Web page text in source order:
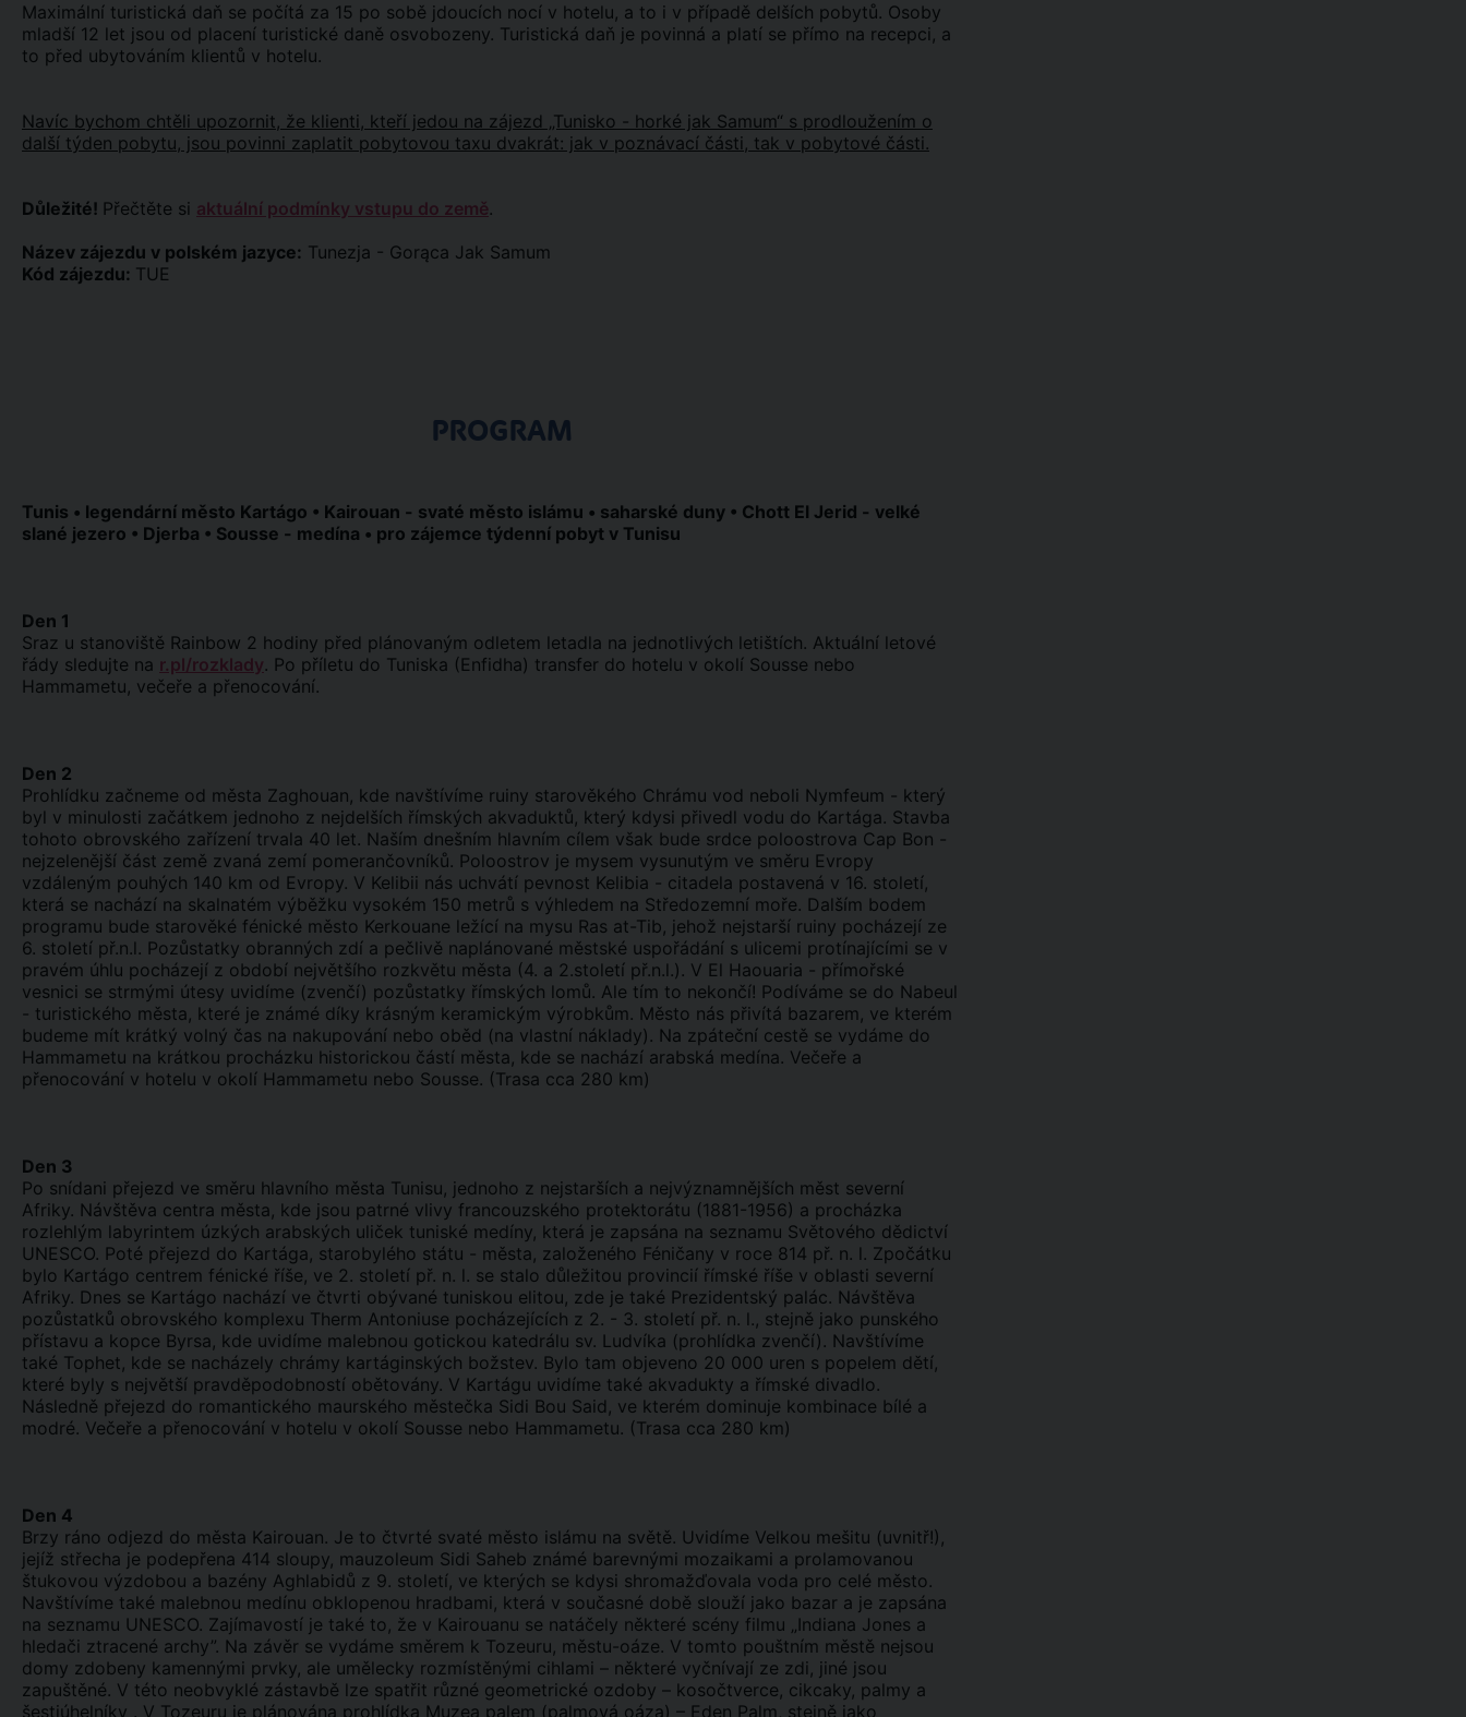
Maximální turistická daň se počítá za 15 po sobě jdoucích nocí v hotelu, a to i v případě delších pobytů. Osoby
mladší 12 let jsou od placení turistické daně osvobozeny. Turistická daň je povinná a platí se přímo na recepci, a
to před ubytováním klientů v hotelu.
Navíc bychom chtěli upozornit, že klienti, kteří jedou na zájezd „Tunisko - horké jak Samum“ s prodloužením o
další týden pobytu, jsou povinni zaplatit pobytovou taxu dvakrát: jak v poznávací části, tak v pobytové části.
Důležité! Přečtěte si aktuální podmínky vstupu do země.
Název zájezdu v polském jazyce: Tunezja - Gorąca Jak Samum
Kód zájezdu: TUE
PROGRAM
Tunis • legendární město Kartágo • Kairouan - svaté město islámu • saharské duny • Chott El Jerid - velké
slané jezero • Djerba • Sousse - medína • pro zájemce týdenní pobyt v Tunisu
Den 1
Sraz u stanoviště Rainbow 2 hodiny před plánovaným odletem letadla na jednotlivých letištích. Aktuální letové
řády sledujte na r.pl/rozklady. Po příletu do Tuniska (Enfidha) transfer do hotelu v okolí Sousse nebo
Hammametu, večeře a přenocování.
Den 2
Prohlídku začneme od města Zaghouan, kde navštívíme ruiny starověkého Chrámu vod neboli Nymfeum - který
byl v minulosti začátkem jednoho z nejdelších římských akvaduktů, který kdysi přivedl vodu do Kartága. Stavba
tohoto obrovského zařízení trvala 40 let. Naším dnešním hlavním cílem však bude srdce poloostrova Cap Bon -
nejzelenější část země zvaná zemí pomerančovníků. Poloostrov je mysem vysunutým ve směru Evropy
vzdáleným pouhých 140 km od Evropy. V Kelibii nás uchvátí pevnost Kelibia - citadela postavená v 16. století,
která se nachází na skalnatém výběžku vysokém 150 metrů s výhledem na Středozemní moře. Dalším bodem
programu bude starověké fénické město Kerkouane ležící na mysu Ras at-Tib, jehož nejstarší ruiny pocházejí ze
6. století př.n.l. Pozůstatky obranných zdí a pečlivě naplánované městské uspořádání s ulicemi protínajícími se v
pravém úhlu pocházejí z období největšího rozkvětu města (4. a 2.století př.n.l.). V El Haouaria - přímořské
vesnici se strmými útesy uvidíme (zvenčí) pozůstatky římských lomů. Ale tím to nekončí! Podíváme se do Nabeul
- turistického města, které je známé díky krásným keramickým výrobkům. Město nás přivítá bazarem, ve kterém
budeme mít krátký volný čas na nakupování nebo oběd (na vlastní náklady). Na zpáteční cestě se vydáme do
Hammametu na krátkou procházku historickou částí města, kde se nachází arabská medína. Večeře a
přenocování v hotelu v okolí Hammametu nebo Sousse. (Trasa cca 280 km)
Den 3
Po snídani přejezd ve směru hlavního města Tunisu, jednoho z nejstarších a nejvýznamnějších měst severní
Afriky. Návštěva centra města, kde jsou patrné vlivy francouzského protektorátu (1881-1956) a procházka
rozlehlým labyrintem úzkých arabských uliček tuniské medíny, která je zapsána na seznamu Světového dědictví
UNESCO. Poté přejezd do Kartága, starobylého státu - města, založeného Féničany v roce 814 př. n. l. Zpočátku
bylo Kartágo centrem fénické říše, ve 2. století př. n. l. se stalo důležitou provincií římské říše v oblasti severní
Afriky. Dnes se Kartágo nachází ve čtvrti obývané tuniskou elitou, zde je také Prezidentský palác. Návštěva
pozůstatků obrovského komplexu Therm Antoniuse pocházejících z 2. - 3. století př. n. l., stejně jako punského
přístavu a kopce Byrsa, kde uvidíme malebnou gotickou katedrálu sv. Ludvíka (prohlídka zvenčí). Navštívíme
také Tophet, kde se nacházely chrámy kartáginských božstev. Bylo tam objeveno 20 000 uren s popelem dětí,
které byly s největší pravděpodobností obětovány. V Kartágu uvidíme také akvadukty a římské divadlo.
Následně přejezd do romantického maurského městečka Sidi Bou Said, ve kterém dominuje kombinace bílé a
modré. Večeře a přenocování v hotelu v okolí Sousse nebo Hammametu. (Trasa cca 280 km)
Den 4
Brzy ráno odjezd do města Kairouan. Je to čtvrté svaté město islámu na světě. Uvidíme Velkou mešitu (uvnitř!),
jejíž střecha je podepřena 414 sloupy, mauzoleum Sidi Saheb známé barevnými mozaikami a prolamovanou
štukovou výzdobou a bazény Aghlabidů z 9. století, ve kterých se kdysi shromažďovala voda pro celé město.
Navštívíme také malebnou medínu obklopenou hradbami, která v současné době slouží jako bazar a je zapsána
na seznamu UNESCO. Zajímavostí je také to, že v Kairouanu se natáčely některé scény filmu „Indiana Jones a
hledači ztracené archy”. Na závěr se vydáme směrem k Tozeuru, městu-oáze. V tomto pouštním městě nejsou
domy zdobeny kamennými prvky, ale umělecky rozmístěnými cihlami – některé vyčnívají ze zdi, jiné jsou
zapuštěné. V této neobvyklé zástavbě lze spatřit různé geometrické ozdoby – kosočtverce, cikcaky, palmy a
šestiúhelníky . V Tozeuru je plánována prohlídka Muzea palem (palmová oáza) – Eden Palm, stejně jako